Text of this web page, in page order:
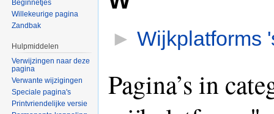
► Wijkplatforms
Pagina’s in
Beginnetjes
Willekeurige pagina
Zandbak
Hulpmiddelen
Verwijzingen naar deze
pagina
Verwante wijzigingen
Speciale pagina's
Printvriendelijke versie